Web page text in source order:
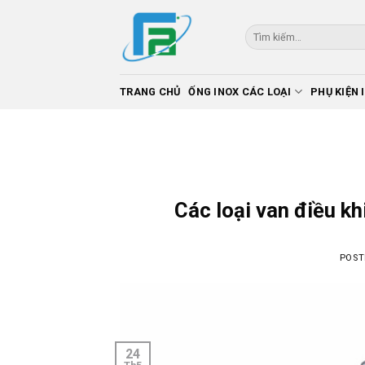
Tìm
kiếm:
TRANG CHỦ ỐNG INOX CÁC LOẠI PHỤ KIỆN
Các loại van điều
24